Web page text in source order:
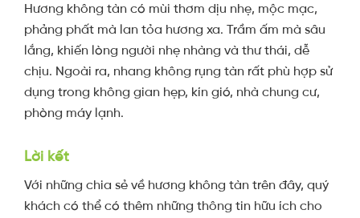
Hương không tàn có mùi thơm dịu nhẹ, mộc mạc,
phảng phất mà lan tỏa hương xa. Trầm ấm mà sâu
lắng, khiến lòng người nhẹ nhàng và thư thái, dễ
chịu. Ngoài ra, nhang không rụng tàn rất phù hợp sử
dụng trong không gian hẹp, kín gió, nhà chung cư,
phòng máy lạnh.
Lời kết
Với những chia sẻ về hương không tàn trên đây, quý
khách có thể có thêm những thông tin hữu ích cho